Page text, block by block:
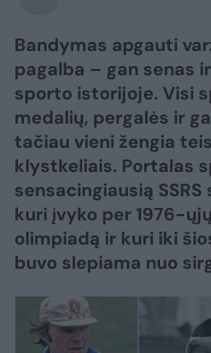
Bandymas apgauti
pagalba – gan senas
sporto istorijoje. Visi
medalių, pergalės ir
tačiau vieni žengia
klystkeliais. Portalas
sensacingiausią
kuri įvyko per 1976-
olimpiadą ir kuri iki
buvo slepiama nuo